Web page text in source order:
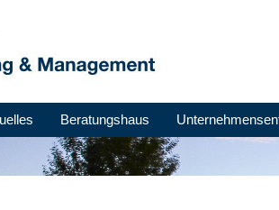
Beratungshaus